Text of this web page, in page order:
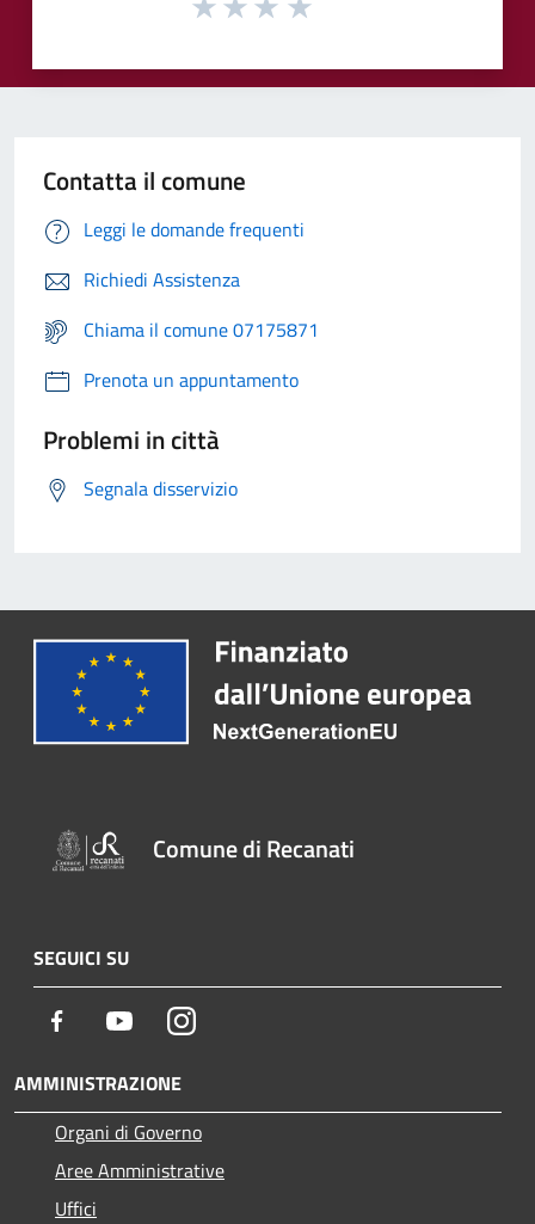
Contatta il comune
Leggi le domande frequenti
Richiedi Assistenza
Chiama il comune 07175871
Prenota un appuntamento
Problemi in città
Segnala disservizio
Comune di Recanati
SEGUICI SU
Facebook YoutubeInstagram
AMMINISTRAZIONE
Organi di Governo
Aree Amministrative
Uffici